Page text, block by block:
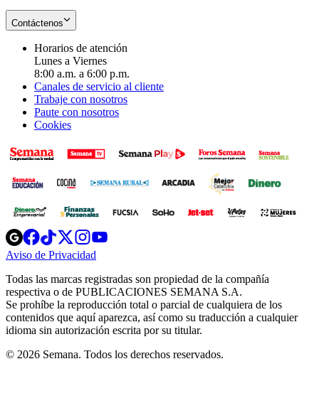
Contáctenos
Horarios de atención
Lunes a Viernes
8:00 a.m. a 6:00 p.m.
Canales de servicio al cliente
Trabaje con nosotros
Paute con nosotros
Cookies
Opens
in
new
Opens
in
new
Opens
in
new
window
Opens
new
windowwindow
Aviso de Privacidad
new
window
Todas las marcas registradas son propiedad de la compañía
respectiva o de PUBLICACIONES SEMANA S.A.
Se prohíbe la reproducción total o parcial de cualquiera de los
contenidos que aquí aparezca, así como su traducción a cualquier
idioma sin autorización escrita por su titular.
© 2026 Semana. Todos los derechos reservados.